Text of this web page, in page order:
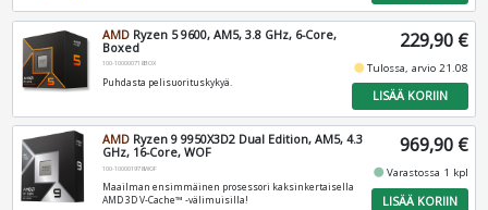
AMD Ryzen 5 9600, AM5, 3.8 GHz, 6-Core,
Boxed
100-100000718BOX
Puhdasta pelisuorituskykyä.
229,90 €
fiber_manual_recordTulossa, arvio 21.08
LISÄÄ KORIIN
AMD Ryzen 9 9950X3D2 Dual Edition, AM5, 4.3
GHz, 16-Core, WOF
100-100001978WOF
Maailman ensimmäinen prosessori kaksinkertaisella
AMD 3D V-Cache™ -välimuisilla!
969,90 €
fiber_manual_recordVarastossa 1 kpl
LISÄÄ KORIIN